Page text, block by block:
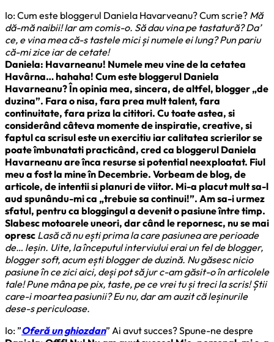
Io: Cum este bloggerul Daniela Havarveanu? Cum scrie? Mă
dă-mă naibii! Iar am comis-o. Să dau vina pe tastatură? Da’
ce, e vina mea că-s tastele mici și numele ei lung? Pun pariu
că-mi zice iar de cetate!
Daniela: Havarneanu! Numele meu vine de la cetatea
Havârna… hahaha! Cum este bloggerul Daniela
Havarneanu? În opinia mea, sincera, de altfel, blogger „de
duzina”. Fara o nisa, fara prea mult talent, fara
continuitate, fara priza la cititori. Cu toate astea, si
considerând câteva momente de inspiratie, creative, si
faptul ca scrisul este un exercitiu iar calitatea scrierilor se
poate îmbunatati practicând, cred ca bloggerul Daniela
Havarneanu are înca resurse si potential neexploatat. Fiul
meu a fost la mine în Decembrie. Vorbeam de blog, de
articole, de intentii si planuri de viitor. Mi-a placut mult sa-l
aud spunându-mi ca „trebuie sa continui!”. Am sa-i urmez
sfatul, pentru ca bloggingul a devenit o pasiune între timp.
Slabesc motoarele uneori, dar când le repornesc, nu se mai
opresc Lasă că nu ești prima la care pasiunea are perioade
de… leșin. Uite, la începutul interviului erai un fel de blogger,
blogger soft, acum ești blogger de duzină. Nu găsesc nicio
pasiune în ce zici aici, deși pot să jur c-am găsit-o în articolele
tale! Pune mâna pe pix, taste, pe ce vrei tu și treci la scris! Știi
care-i moartea pasiunii? Eu nu, dar am auzit că leșinurile
dese-s periculoase.
Io: ”Oferă un ghiozdan” Ai avut succes? Spune-ne despre